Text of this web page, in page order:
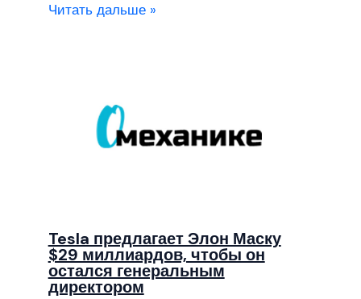
Читать дальше »
Tesla предлагает Элон Маску
$29 миллиардов, чтобы он
остался генеральным
директором